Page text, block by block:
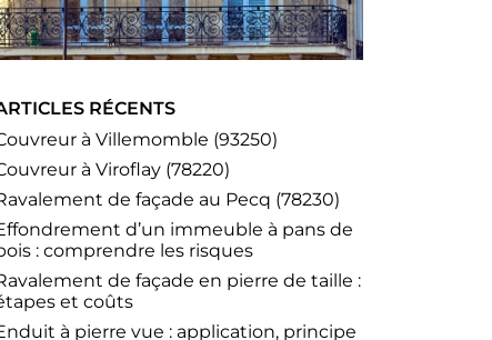
RÉCENTS
à Villemomble (93250)
à Viroflay (78220)
de façade au Pecq (78230)
d’un immeuble à pans de
: comprendre les risques
de façade en pierre de taille :
et coûts
à pierre vue : application, principe